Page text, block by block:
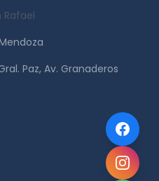
Rafael
Paz, Av. Granaderos